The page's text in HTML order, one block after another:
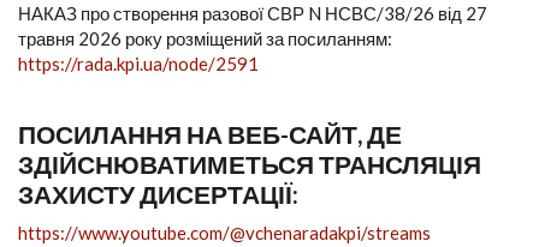
НАКАЗ про створення разової СВР N НСВС/38/26 від 27
травня 2026 року розміщений за посиланням:
https://rada.kpi.ua/node/2591
ПОСИЛАННЯ НА ВЕБ-САЙТ, ДЕ
ЗДІЙСНЮВАТИМЕТЬСЯ ТРАНСЛЯЦІЯ
ЗАХИСТУ ДИСЕРТАЦІЇ:
https://www.youtube.com/@vchenaradakpi/streams